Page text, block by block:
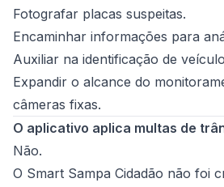
Fotografar placas suspeitas.
Encaminhar informações para
Auxiliar na identificação de
Expandir o alcance do
câmeras fixas.
O aplicativo aplica multas de
Não.
O Smart Sampa Cidadão não foi